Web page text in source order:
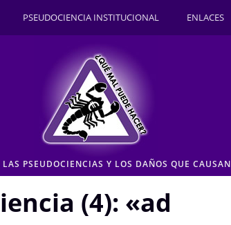
PSEUDOCIENCIA INSTITUCIONAL ENLACES
LAS PSEUDOCIENCIAS Y LOS DAÑOS QUE CAUSAN
(4): «ad